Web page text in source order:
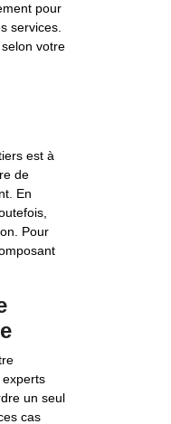
pour
services.
votre
est à
de
En
Pour
un seul
cas